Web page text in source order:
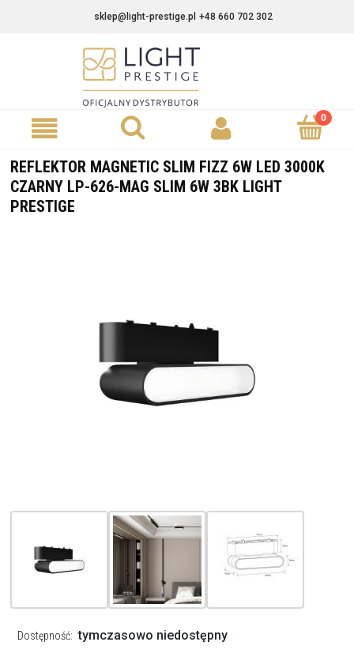
sklep@light-prestige.pl +48 660 702 302
REFLEKTOR MAGNETIC SLIM FIZZ 6W LED 3000K
CZARNY LP-626-MAG SLIM 6W 3BK LIGHT
PRESTIGE
Dostępność: tymczasowo niedostępny